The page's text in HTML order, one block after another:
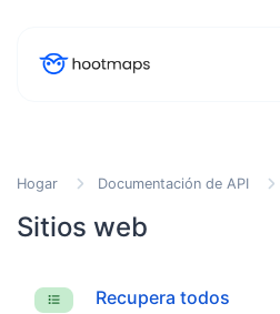
Hogar Documentación de API
Sitios web
Recupera todos